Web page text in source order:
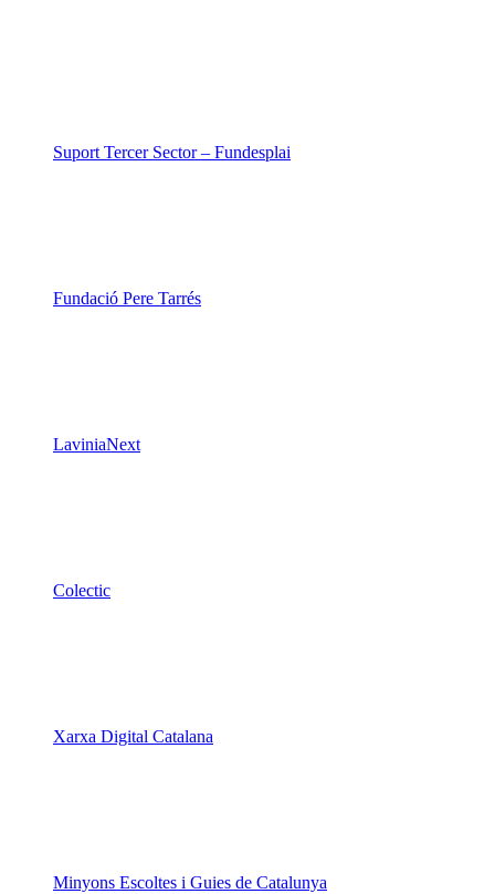
Suport Tercer Sector – Fundesplai
Fundació Pere Tarrés
LaviniaNext
Colectic
Xarxa Digital Catalana
Minyons Escoltes i Guies de Catalunya